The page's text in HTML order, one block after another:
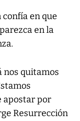
en que
en la
nos quitamos
apostar por
Resurrección